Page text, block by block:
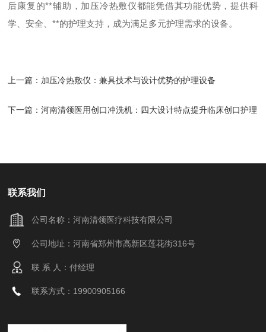
后康复的**辅助，加压冷热敷仪都能凭借其功能优势，提供科
学、安全、**的护理支持，成为满足多元护理需求的设备。
上一篇： 加压冷热敷仪：兼具技术与设计优势的护理设备​
下一篇：河南清领医用创口冲洗机：四大设计特点提升临床创口护理
联系我们
公司名称：河南清领医疗科技有限公司
公司地址：河南省郑州市高新区莲花街316号
联 系 人：付经理
联系方式：19900905166